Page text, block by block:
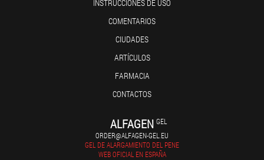
INSTRUCCIONES DE USO
COMENTARIOS
CIUDADES
ARTÍCULOS
FARMACIA
CONTACTOS
ALFAGEN GEL
ORDER@ALFAGEN-GEL.EU
GEL DE ALARGAMIENTO DEL PENE
WEB OFICIAL EN ESPAÑA